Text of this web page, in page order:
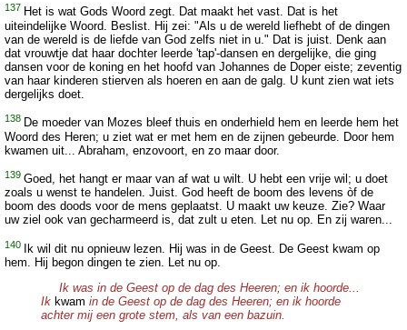
137 Het is wat Gods Woord zegt. Dat maakt het vast. Dat is het
uiteindelijke Woord. Beslist. Hij zei: "Als u de wereld liefhebt of de dingen
van de wereld is de liefde van God zelfs niet in u." Dat is juist. Denk aan
dat vrouwtje dat haar dochter leerde 'tap'-dansen en dergelijke, die ging
dansen voor de koning en het hoofd van Johannes de Doper eiste; zeventig
van haar kinderen stierven als hoeren en aan de galg. U kunt zien wat iets
dergelijks doet.
138 De moeder van Mozes bleef thuis en onderhield hem en leerde hem het
Woord des Heren; u ziet wat er met hem en de zijnen gebeurde. Door hem
kwamen uit... Abraham, enzovoort, en zo maar door.
139 Goed, het hangt er maar van af wat u wilt. U hebt een vrije wil; u doet
zoals u wenst te handelen. Juist. God heeft de boom des levens òf de
boom des doods voor de mens geplaatst. U maakt uw keuze. Zie? Waar
uw ziel ook van gecharmeerd is, dat zult u eten. Let nu op. En zij waren...
140
Ik wil dit nu opnieuw lezen. Hij was in de Geest. De Geest kwam op
hem. Hij begon dingen te zien. Let nu op.
Ik was in de Geest op de dag des Heeren; en ik hoorde...
Ik kwam in de Geest op de dag des Heeren; en ik hoorde
achter mij een grote stem, als van een bazuin.